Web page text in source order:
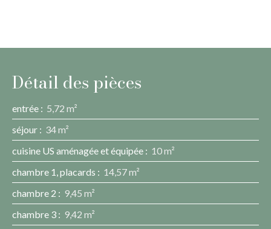
Détail des pièces
entrée : 5,72 m²
séjour : 34 m²
cuisine US aménagée et équipée : 10 m²
chambre 1, placards : 14,57 m²
chambre 2 : 9,45 m²
chambre 3 : 9,42 m²